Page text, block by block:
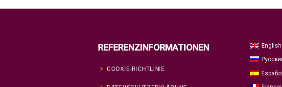
REFERENZINFORMATIONEN
COOKIE-RICHTLINIE
English
Español